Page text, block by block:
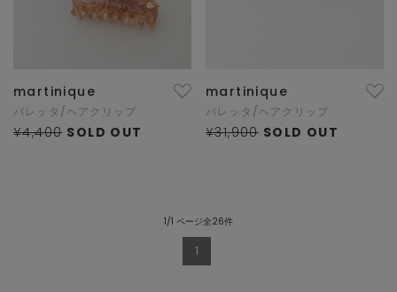
martinique
バレッタ/ヘアクリップ
¥4,400 SOLD OUT
martinique
バレッタ/ヘアクリップ
¥31,900 SOLD OUT
1/1 ページ全26件
1